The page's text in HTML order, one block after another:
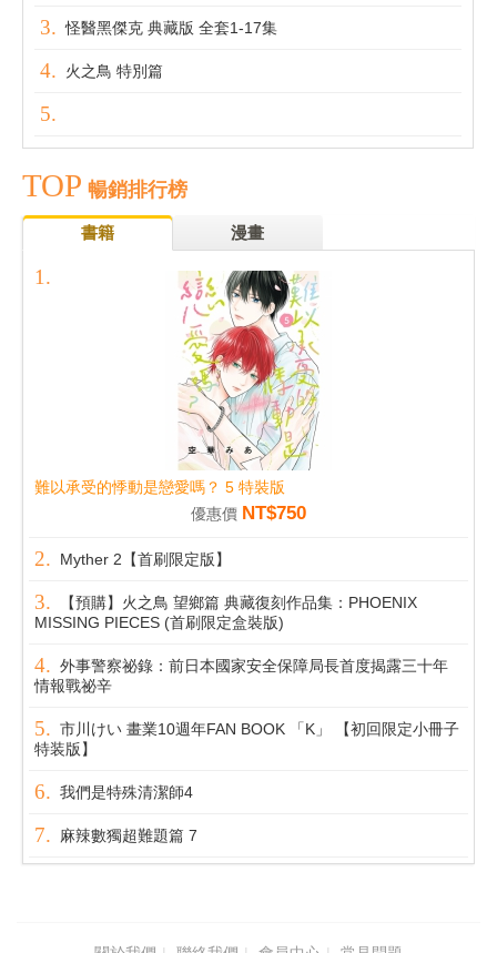
怪醫黑傑克 典藏版 全套1-17集
火之鳥 特別篇
TOP 暢銷排行榜
書籍 漫畫
難以承受的悸動是戀愛嗎？ 5 特裝版
優惠價 NT$750
Myther 2【首刷限定版】
【預購】火之鳥 望鄉篇 典藏復刻作品集：PHOENIX
MISSING PIECES (首刷限定盒裝版)
外事警察祕錄：前日本國家安全保障局長首度揭露三十年
情報戰祕辛
市川けい 畫業10週年FAN BOOK 「K」 【初回限定小冊子
特装版】
我們是特殊清潔師4
麻辣數獨超難題篇 7